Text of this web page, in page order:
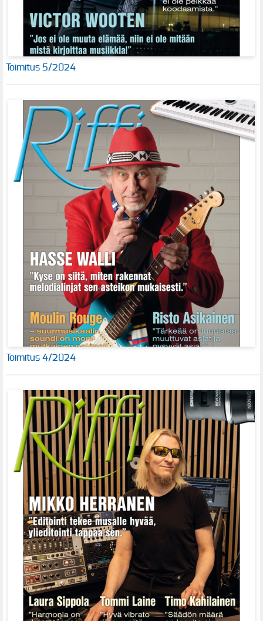
Toimitus 5/2024
Toimitus 4/2024